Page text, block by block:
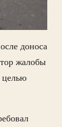
доноса
жалобы
целью